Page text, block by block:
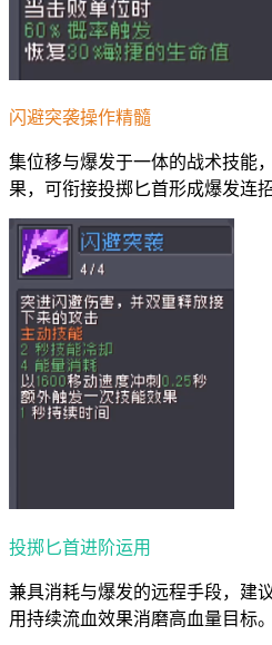
闪避突袭操作精髓
集位移与爆发于一体的战术技能
果，可衔接投掷匕首形成爆发连招
投掷匕首进阶运用
兼具消耗与爆发的远程手段，建
用持续流血效果消磨高血量目标。